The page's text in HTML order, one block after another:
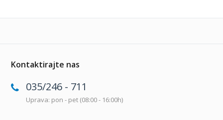
Kontaktirajte nas
035/246 - 711
Uprava: pon - pet (08:00 - 16:00h)